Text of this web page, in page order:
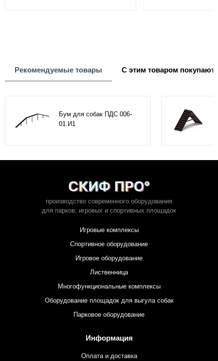
Рекомендуемые товары С этим товаром покупают
Бум для собак ПДС 006-
01.И1
производство современного оборудования
для парков, игровых и спортивных площадок
Игровые комплексы
Спортивное оборудование
Игровое оборудование
Лиственница
Многофункциональные комплексы
Оборудование площадок для выгула собак
Парковое оборудование
Информация
Оплата и доставка